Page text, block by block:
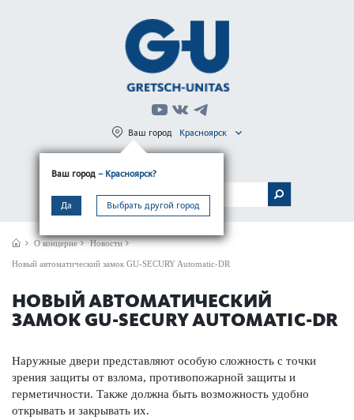
Ваш город – Красноярск?
Да Выбрать другой город
Ваш город Красноярск
МЕНЮ
О концерне Новости
Новый автоматический замок GU-SECURY Automatic-DR
НОВЫЙ АВТОМАТИЧЕСКИЙ
ЗАМОК GU-SECURY AUTOMATIC-DR
Наружные двери представляют особую сложность с точки
зрения защиты от взлома, противопожарной защиты и
герметичности. Также должна быть возможность удобно
открывать и закрывать их.